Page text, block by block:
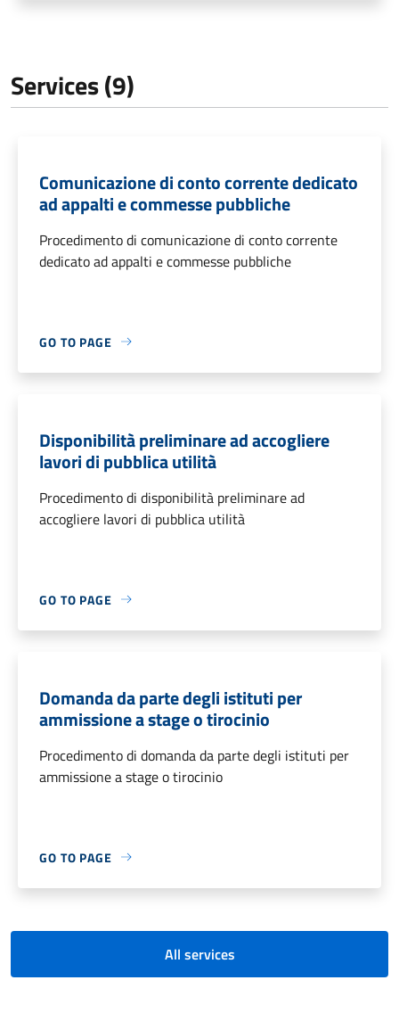
Services (9)
Comunicazione di conto corrente dedicato
ad appalti e commesse pubbliche
Procedimento di comunicazione di conto corrente
dedicato ad appalti e commesse pubbliche
GO TO PAGE
Disponibilità preliminare ad accogliere
lavori di pubblica utilità
Procedimento di disponibilità preliminare ad
accogliere lavori di pubblica utilità
GO TO PAGE
Domanda da parte degli istituti per
ammissione a stage o tirocinio
Procedimento di domanda da parte degli istituti per
ammissione a stage o tirocinio
GO TO PAGE
All services